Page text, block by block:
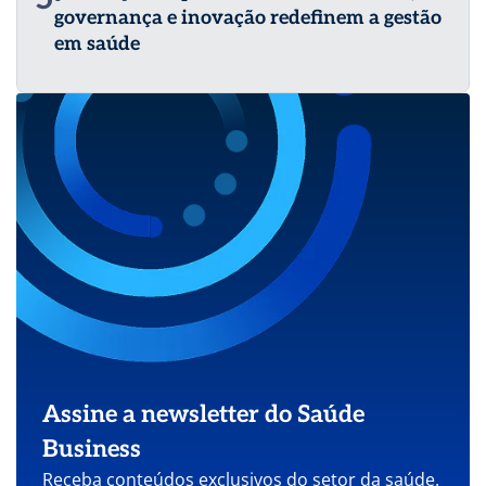
governança e inovação redefinem a gestão
em saúde
Assine a newsletter do Saúde
Business
Receba conteúdos exclusivos do setor da saúde.